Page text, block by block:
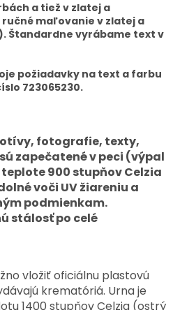
a tiež v zlatej a
maľovanie v zlatej a
Štandardne vyrábame text v
požiadavky na text a farbu
723065230.
fotografie, texty,
zapečatené v peci (výpal
900 stupňov Celzia
voči UV žiareniu a
podmienkam.
stálosť po celé
vložiť oficiálnu plastovú
krematóriá. Urna je
1400 stupňov Celzia (ostrý